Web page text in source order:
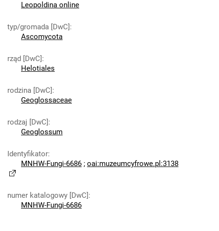
Leopoldina online
typ/gromada [DwC]:
Ascomycota
rząd [DwC]:
Helotiales
rodzina [DwC]:
Geoglossaceae
rodzaj [DwC]:
Geoglossum
Identyfikator:
MNHW-Fungi-6686 ; oai:muzeumcyfrowe.pl:3138
numer katalogowy [DwC]:
MNHW-Fungi-6686